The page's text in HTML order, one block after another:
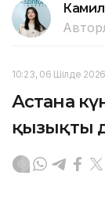
10:23, 06 Шілде 2026
Астана
қызықты